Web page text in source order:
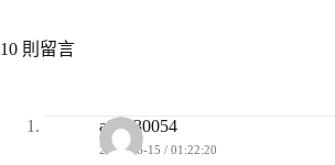
10 則留言
a94130054
2008-06-15 / 01:22:20